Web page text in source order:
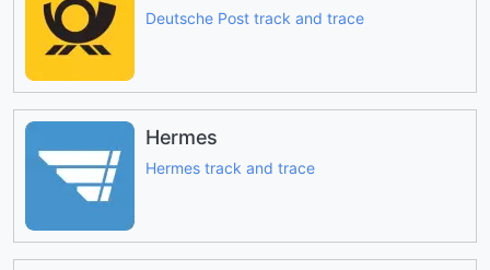
Deutsche Post track and trace
Hermes
Hermes track and trace